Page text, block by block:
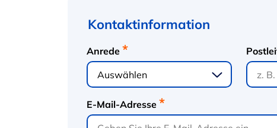
Kontaktinformation
Anrede
E-Mail-Adresse